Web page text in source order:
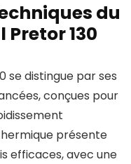
du
130
se distingue par ses
conçues pour
présente
efficaces, avec une